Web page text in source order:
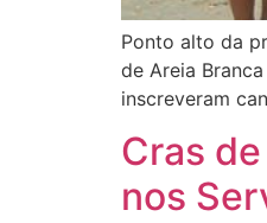
Ponto alto da
de Areia
inscreveram
Cras
nos